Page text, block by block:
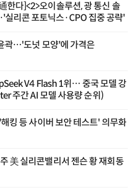
한다]<2>오이솔루션, 광 통신 솔
리콘 포토닉스·CPO 집중 공략'
곽…'도넛 모양'에 가격은
V4 Flash 1위… 중국 모델 강
주간 AI 모델 사용량 순위)
킹 등 사이버 보안 테스트' 의무화
美 실리콘밸리서 젠슨 황 재회동